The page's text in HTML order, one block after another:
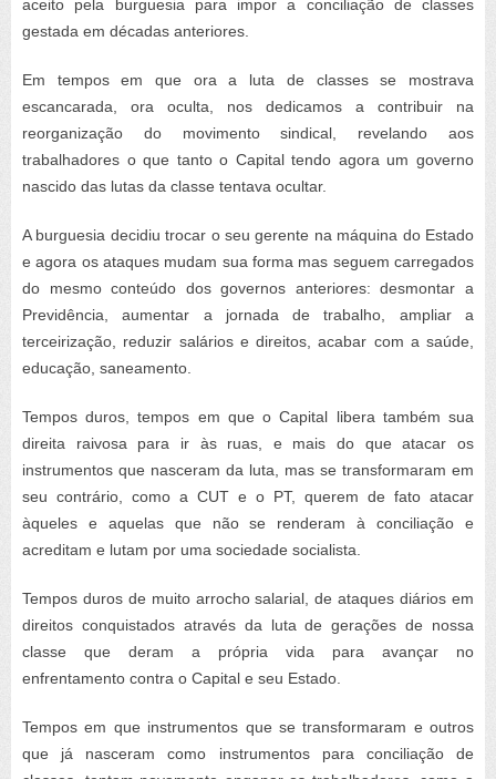
aceito pela burguesia para impor a conciliação de classes
gestada em décadas anteriores.
Em tempos em que ora a luta de classes se mostrava
escancarada, ora oculta, nos dedicamos a contribuir na
reorganização do movimento sindical, revelando aos
trabalhadores o que tanto o Capital tendo agora um governo
nascido das lutas da classe tentava ocultar.
A burguesia decidiu trocar o seu gerente na máquina do Estado
e agora os ataques mudam sua forma mas seguem carregados
do mesmo conteúdo dos governos anteriores: desmontar a
Previdência, aumentar a jornada de trabalho, ampliar a
terceirização, reduzir salários e direitos, acabar com a saúde,
educação, saneamento.
Tempos duros, tempos em que o Capital libera também sua
direita raivosa para ir às ruas, e mais do que atacar os
instrumentos que nasceram da luta, mas se transformaram em
seu contrário, como a CUT e o PT, querem de fato atacar
àqueles e aquelas que não se renderam à conciliação e
acreditam e lutam por uma sociedade socialista.
Tempos duros de muito arrocho salarial, de ataques diários em
direitos conquistados através da luta de gerações de nossa
classe que deram a própria vida para avançar no
enfrentamento contra o Capital e seu Estado.
Tempos em que instrumentos que se transformaram e outros
que já nasceram como instrumentos para conciliação de